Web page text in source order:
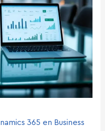
365 en Business